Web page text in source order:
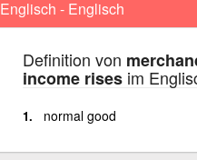
Englisch - Englisch
Definition von
income risesim
normal good